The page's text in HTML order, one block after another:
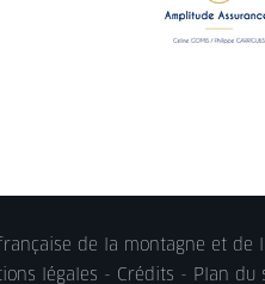
de la montagne et de
légales - Crédits - Plan du